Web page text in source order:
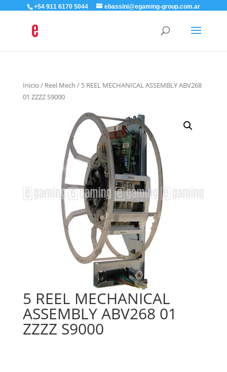
+54 911 6170 5044 ebassini@egaming-group.com.ar
Inicio / Reel Mech / 5 REEL MECHANICAL ASSEMBLY ABV268
01 ZZZZ S9000
5 REEL MECHANICAL
ASSEMBLY ABV268 01
ZZZZ S9000